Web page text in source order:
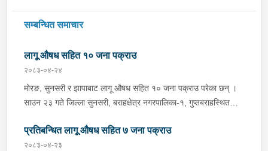
सम्बन्धित समाचार
लागू औषध सहित १० जना पक्राउ
२०८३-०४-२४
मोरङ, सुनसरी र झापाबाट लागू औषध सहित १० जना पक्राउ परेका छन् ।
साउन २३ गते जिल्ला सुनसरी, बराहक्षेत्र नगरपालिका-१, गुप्तबराहस्थित
चतरातर्फ आउँदै गरेको प्र.१-०२-००२ च ४८५१ नम्बरको कार र को ११ प
५६०१ नम्बरको मोटरसाइकललाई चेकजाँच गर्दा उक्त कारभित्र २२ वटा
प्रतिबन्धित लागू औषध सहित ७ जना पक्राउ
२०८३-०४-२३